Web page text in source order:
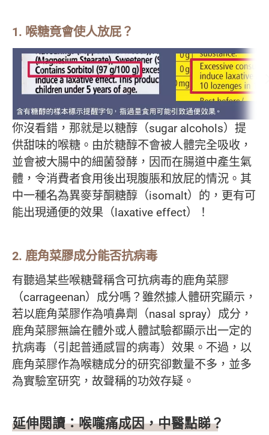
1. 喉糖竟會使人放屁？
你沒看錯，那就是以糖醇（sugar alcohols）提
供甜味的喉糖。由於糖醇不會被人體完全吸收，
並會被大腸中的細菌發酵，因而在腸道中產生氣
體，令消費者食用後出現腹脹和放屁的情況。其
中一種名為異麥芽酮糖醇（isomalt）的，更有可
能出現通便的效果（laxative effect）！
2. 鹿角菜膠成分能否抗病毒
有聽過某些喉糖聲稱含可抗病毒的鹿角菜膠
（carrageenan）成分嗎？雖然據人體研究顯示，
若以鹿角菜膠作為噴鼻劑（nasal spray）成分，
鹿角菜膠無論在體外或人體試驗都顯示出一定的
抗病毒（引起普通感冒的病毒）效果。不過，以
鹿角菜膠作為喉糖成分的研究卻數量不多，並多
為實驗室研究，故聲稱的功效存疑。
延伸閱讀：喉嚨痛成因，中醫點睇？